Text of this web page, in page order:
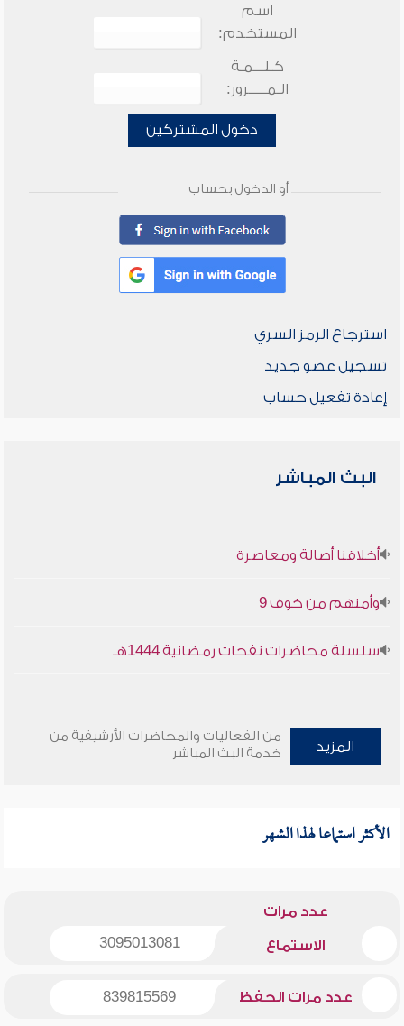
اسم
المستخدم:
كـلـــمـة
الـمـــــرور:
دخول المشتركين
أو الدخول بحساب
استرجاع الرمز السري
تسجيل عضو جديد
إعادة تفعيل حساب
البث المباشر
أخلاقنا أصالة ومعاصرة
وأمنهم من خوف 9
سلسلة محاضرات نفحات رمضانية 1444هـ
المزيد
من الفعاليات والمحاضرات الأرشيفية من
خدمة البث المباشر
الأكثر استماعا لهذا الشهر
عدد مرات
الاستماع 3095013081
عدد مرات الحفظ 839815569